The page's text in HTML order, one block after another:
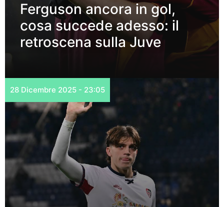
Ferguson ancora in gol,
cosa succede adesso: il
retroscena sulla Juve
28 Dicembre 2025 - 23:05